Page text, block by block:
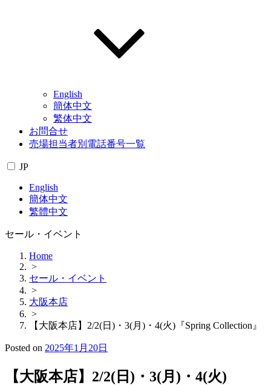
English
簡体中文
繁体中文
お問合せ
売場担当者別電話番号一覧
JP
English
簡体中文
繁體中文
セール・イベント
Home
>
セール・イベント
>
大阪本店
>
【大阪本店】2/2(日)・3(月)・4(火)『Spring Collection』
Posted on 2025年1月20日
【大阪本店】2/2(日)・3(月)・4(火)